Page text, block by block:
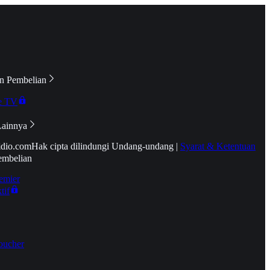
Pembelian
TV
Hak cipta dilindungi Undang-undang | Syarat & Ketentuan